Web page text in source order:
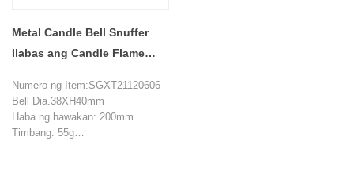
Metal Candle Bell Snuffer
Ilabas ang Candle Flame
Numero ng Item:SGXT21120606
Bell Dia.38XH40mm
Haba ng hawakan: 200mm
Timbang: 55g